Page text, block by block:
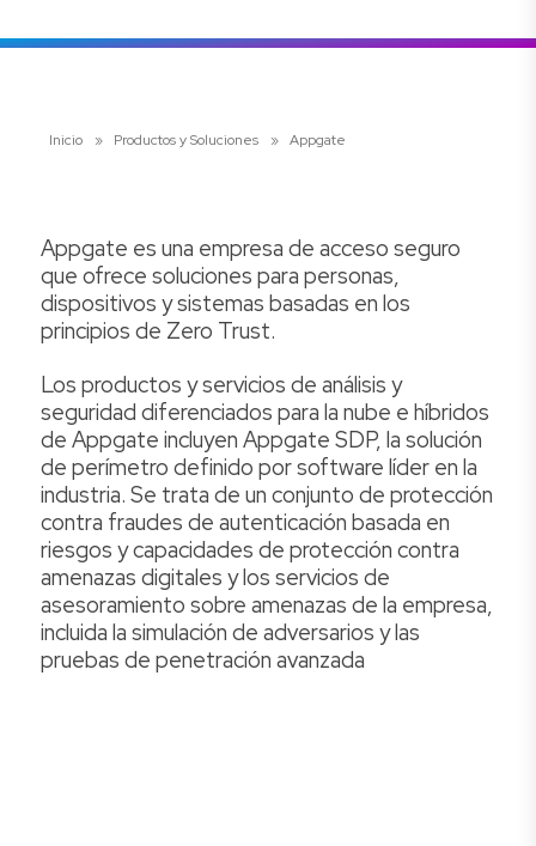
Inicio » Productos y Soluciones » Appgate
Appgate es una empresa de acceso seguro
que ofrece soluciones para personas,
dispositivos y sistemas basadas en los
principios de Zero Trust.
Los productos y servicios de análisis y
seguridad diferenciados para la nube e híbridos
de Appgate incluyen Appgate SDP, la solución
de perímetro definido por software líder en la
industria. Se trata de un conjunto de protección
contra fraudes de autenticación basada en
riesgos y capacidades de protección contra
amenazas digitales y los servicios de
asesoramiento sobre amenazas de la empresa,
incluida la simulación de adversarios y las
pruebas de penetración avanzada